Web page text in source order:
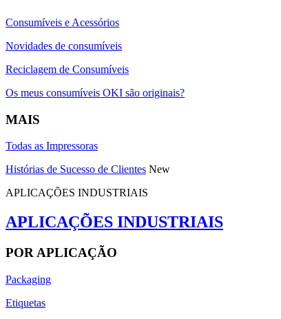
Consumíveis e Acessórios
Novidades de consumíveis
Reciclagem de Consumíveis
Os meus consumíveis OKI são originais?
MAIS
Todas as Impressoras
Histórias de Sucesso de Clientes New
APLICAÇÕES INDUSTRIAIS
APLICAÇÕES INDUSTRIAIS
POR APLICAÇÃO
Packaging
Etiquetas